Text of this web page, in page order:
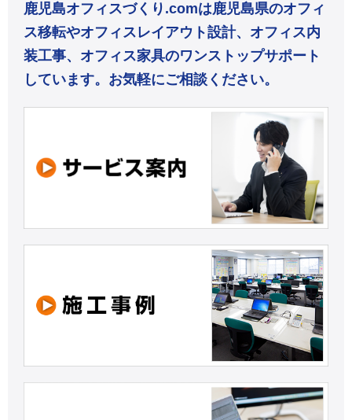
鹿児島オフィスづくり.comは鹿児島県のオフィ
ス移転やオフィスレイアウト設計、オフィス内
装工事、オフィス家具のワンストップサポート
しています。お気軽にご相談ください。